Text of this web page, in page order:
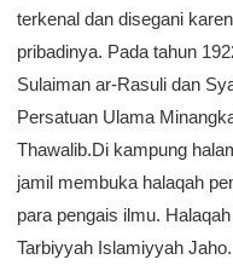
terkenal dan disegani
pribadinya. Pada tahun
Sulaiman ar-Rasuli dan
Persatuan Ulama
Thawalib.Di kampung
jamil membuka halaqah
para pengais ilmu.
Tarbiyyah Islamiyyah Jaho.